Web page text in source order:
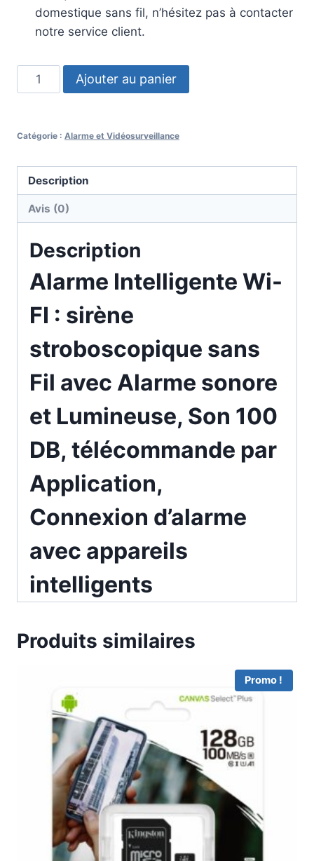
domestique sans fil, n’hésitez pas à contacter
notre service client.
Ajouter au panier
Catégorie : Alarme et Vidéosurveillance
Description
Avis (0)
Description
Alarme Intelligente Wi-
FI : sirène
stroboscopique sans
Fil avec Alarme sonore
et Lumineuse, Son 100
DB, télécommande par
Application,
Connexion d’alarme
avec appareils
intelligents
Produits similaires
Promo !